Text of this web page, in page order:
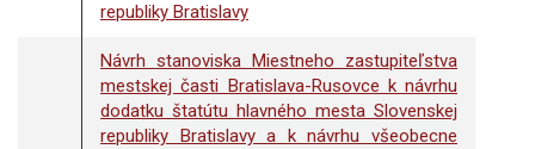
republiky Bratislavy
Návrh stanoviska Miestneho zastupiteľstva
mestskej časti Bratislava-Rusovce k návrhu
dodatku štatútu hlavného mesta Slovenskej
republiky Bratislavy a k návrhu všeobecne